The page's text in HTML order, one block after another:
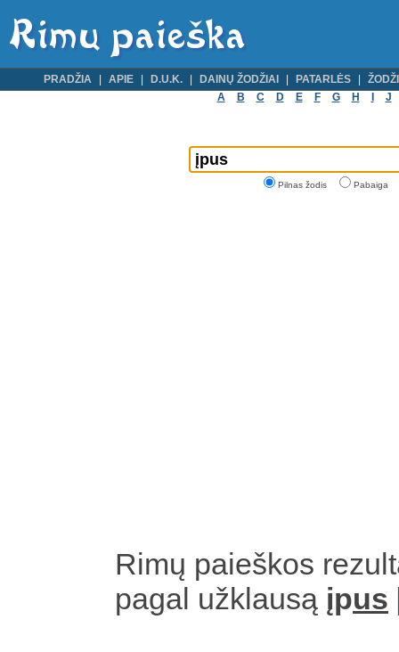
PRADŽIA APIE D.U.K. DAINŲ ŽODŽIAI PATARLĖS
A
B C D E F G H J
Pilnas žodis Pabaiga
Rimų paieškos
pagal užklausą įpus